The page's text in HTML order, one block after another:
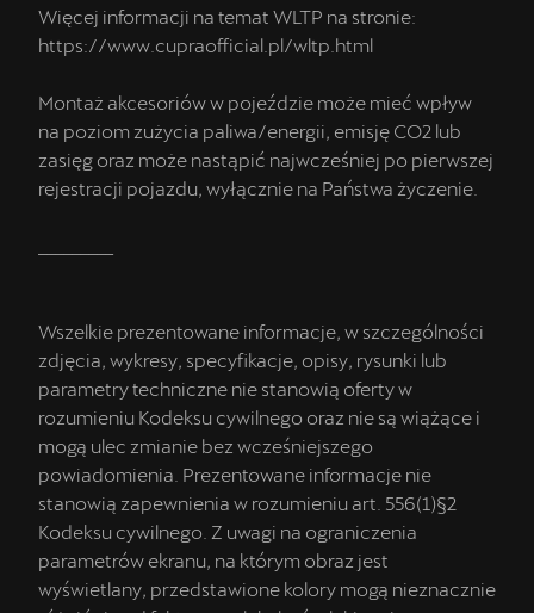
Więcej informacji na temat WLTP na stronie:
https://www.cupraofficial.pl/wltp.html
Montaż akcesoriów w pojeździe może mieć wpływ
na poziom zużycia paliwa/energii, emisję CO2 lub
zasięg oraz może nastąpić najwcześniej po pierwszej
rejestracji pojazdu, wyłącznie na Państwa życzenie.
Wszelkie prezentowane informacje, w szczególności
zdjęcia, wykresy, specyfikacje, opisy, rysunki lub
parametry techniczne nie stanowią oferty w
rozumieniu Kodeksu cywilnego oraz nie są wiążące i
mogą ulec zmianie bez wcześniejszego
powiadomienia. Prezentowane informacje nie
stanowią zapewnienia w rozumieniu art. 556(1)§2
Kodeksu cywilnego. Z uwagi na ograniczenia
parametrów ekranu, na którym obraz jest
wyświetlany, przedstawione kolory mogą nieznacznie